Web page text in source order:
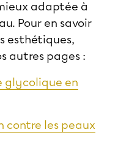
adaptée à
Pour en savoir
esthétiques,
autres pages :
glycolique en
contre les peaux